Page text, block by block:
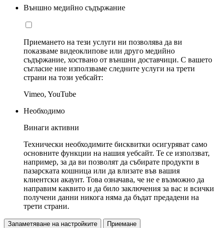
Външно медийно съдържание
Приемането на тези услуги ни позволява да ви
показваме видеоклипове или друго медийно
съдържание, хоствано от външни доставчици. С вашето
съгласие ние използваме следните услуги на трети
страни на този уебсайт:
Vimeo, YouTube
Необходимо
Винаги активни
Технически необходимите бисквитки осигуряват само
основните функции на нашия уебсайт. Те се използват,
например, за да ви позволят да събирате продукти в
пазарската кошница или да влизате във вашия
клиентски акаунт. Това означава, че не е възможно да
направим каквито и да било заключения за вас и всички
получени данни никога няма да бъдат предадени на
трети страни.
Запаметяване на настройките Приемане